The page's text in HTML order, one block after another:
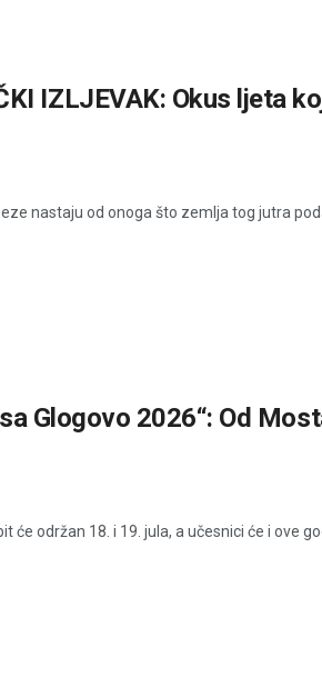
IZLJEVAK: Okus ljeta
nastaju od onoga što zemlja tog jutra
Glogovo 2026“: Od
će održan 18. i 19. jula, a učesnici će i ove